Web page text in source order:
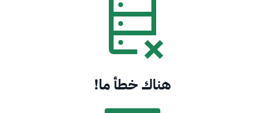
هناك خطأ ما!